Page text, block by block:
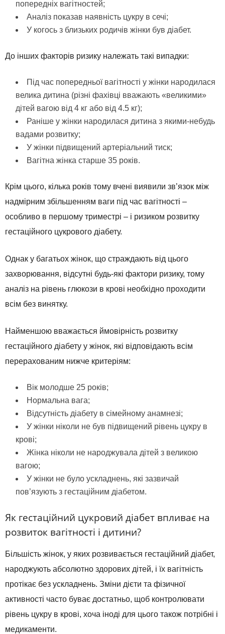
попередніх вагітностей;
Аналіз показав наявність цукру в сечі;
У когось з близьких родичів жінки був діабет.
До інших факторів ризику належать такі випадки:
Під час попередньої вагітності у жінки народилася
велика дитина (різні фахівці вважають «великими»
дітей вагою від 4 кг або від 4.5 кг);
Раніше у жінки народилася дитина з якими-небудь
вадами розвитку;
У жінки підвищений артеріальний тиск;
Вагітна жінка старше 35 років.
Крім цього, кілька років тому вчені виявили зв’язок між
надмірним збільшенням ваги під час вагітності –
особливо в першому триместрі – і ризиком розвитку
гестаційного цукрового діабету.
Однак у багатьох жінок, що страждають від цього
захворювання, відсутні будь-які фактори ризику, тому
аналіз на рівень глюкози в крові необхідно проходити
всім без винятку.
Найменшою вважається ймовірність розвитку
гестаційного діабету у жінок, які відповідають всім
перерахованим нижче критеріям:
Вік молодше 25 років;
Нормальна вага;
Відсутність діабету в сімейному анамнезі;
У жінки ніколи не був підвищений рівень цукру в
крові;
Жінка ніколи не народжувала дітей з великою
вагою;
У жінки не було ускладнень, які зазвичай
пов’язують з гестаційним діабетом.
Як гестаційний цукровий діабет впливає на
розвиток вагітності і дитини?
Більшість жінок, у яких розвивається гестаційний діабет,
народжують абсолютно здорових дітей, і їх вагітність
протікає без ускладнень. Зміни дієти та фізичної
активності часто буває достатньо, щоб контролювати
рівень цукру в крові, хоча іноді для цього також потрібні і
медикаменти.